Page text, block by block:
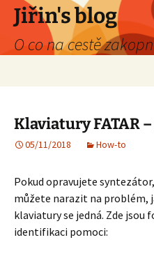
Skip
content
Jiřin's blog
O co na cestě
Klaviatury FATAR
05/11/2018 How-to
Pokud opravujete
můžete narazit na problém,
klaviatury se jedná. Zde jsou
identifikaci pomoci: